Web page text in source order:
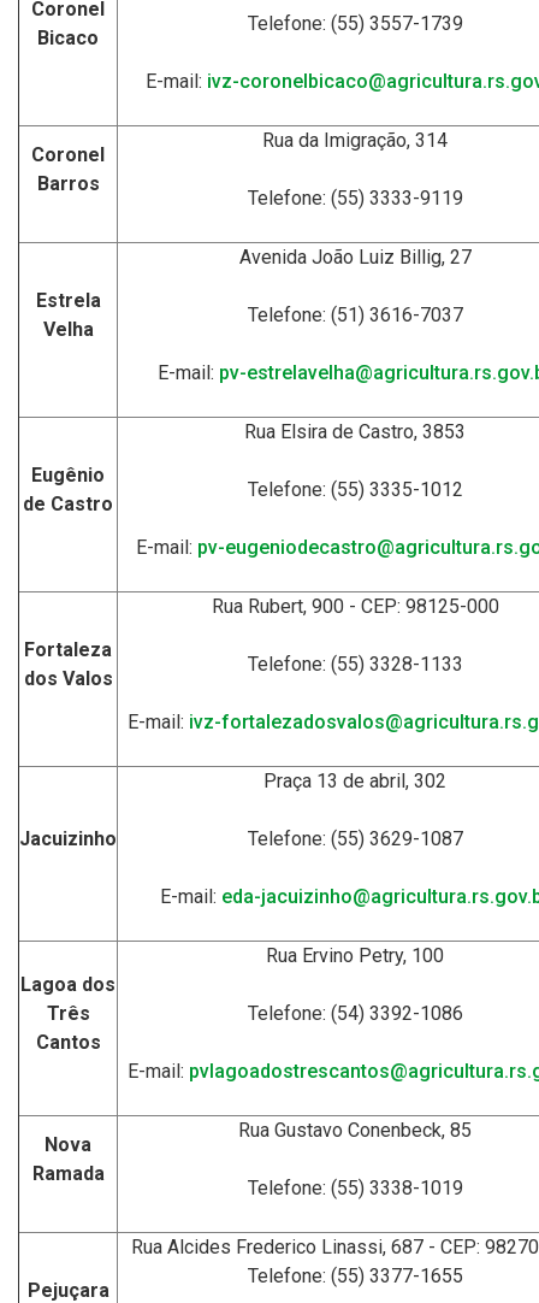
Coronel
Bicaco
Telefone: (55) 3557-1739
E-mail: ivz-
Coronel
Barros
Rua da Imigração, 314
Telefone: (55) 3333-9119
Estrela
Velha
Avenida João Luiz Billig, 27
Telefone: (51) 3616-7037
E-mail: pv-
Eugênio
de Castro
Rua Elsira de Castro, 3853
Telefone: (55) 3335-1012
E-mail: pv-
Fortaleza
dos Valos
Rua Rubert, 900 - CEP: 98125-000
Telefone: (55) 3328-1133
E-mail: ivz-
Jacuizinho
Praça 13 de abril, 302
Telefone: (55) 3629-1087
E-mail: eda-
Lagoa dos
Três
Cantos
Rua Ervino Petry, 100
Telefone: (54) 3392-1086
E-mail:
Nova
Ramada
Rua Gustavo Conenbeck, 85
Telefone: (55) 3338-1019
Pejuçara
Rua Alcides Frederico Linassi, 687 - CEP:
Telefone: (55) 3377-1655